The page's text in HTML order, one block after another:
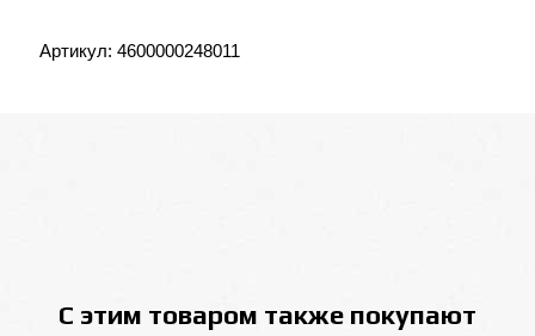
Артикул: 4600000248011
С этим товаром также покупают